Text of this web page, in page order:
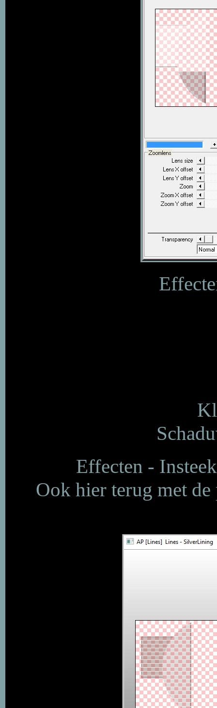
Effecten -
Ook hier terug met